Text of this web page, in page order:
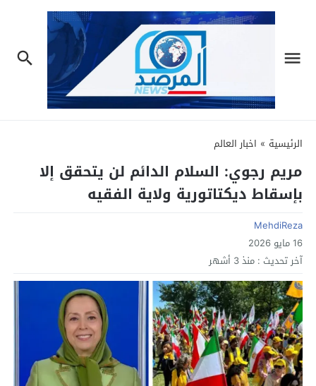
الرئيسية » اخبار العالم
مريم رجوي: السلام الدائم لن يتحقق إلا
بإسقاط ديكتاتورية ولاية الفقيه
MehdiReza
16 مايو 2026
آخر تحديث : منذ 3 أشهر